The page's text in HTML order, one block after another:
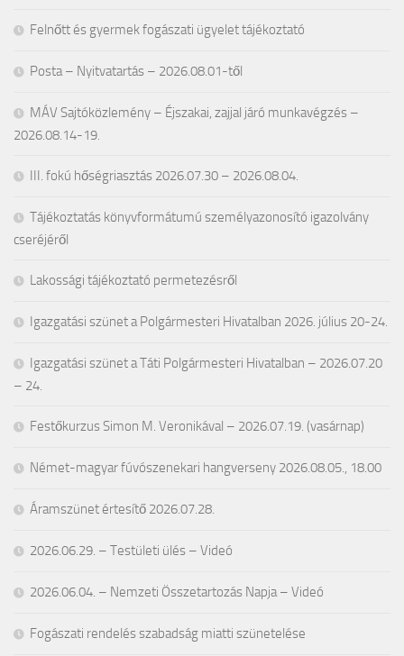
Felnőtt és gyermek fogászati ügyelet tájékoztató
Posta – Nyitvatartás – 2026.08.01-től
MÁV Sajtóközlemény – Éjszakai, zajjal járó munkavégzés –
2026.08.14-19.
III. fokú hőségriasztás 2026.07.30 – 2026.08.04.
Tájékoztatás könyvformátumú személyazonosító igazolvány
cseréjéről
Lakossági tájékoztató permetezésről
Igazgatási szünet a Polgármesteri Hivatalban 2026. július 20-24.
Igazgatási szünet a Táti Polgármesteri Hivatalban – 2026.07.20
– 24.
Festőkurzus Simon M. Veronikával – 2026.07.19. (vasárnap)
Német-magyar fúvószenekari hangverseny 2026.08.05., 18.00
Áramszünet értesítő 2026.07.28.
2026.06.29. – Testületi ülés – Videó
2026.06.04. – Nemzeti Összetartozás Napja – Videó
Fogászati rendelés szabadság miatti szünetelése